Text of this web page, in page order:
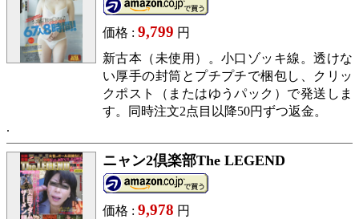
価格 : 9,799 円
新古本（未使用）。小口ゾッキ線。透けな
い厚手の封筒とプチプチで梱包し、クリッ
クポスト（またはゆうパック）で発送しま
す。同時注文2点目以降50円ずつ返金。
ニャン2倶楽部The LEGEND
価格 : 9,978 円